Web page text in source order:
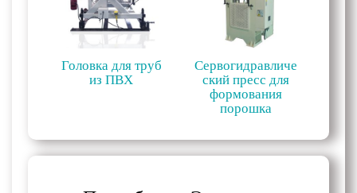
Головка для труб
из ПВХ
Сервогидравличе
ский пресс для
формования
порошка